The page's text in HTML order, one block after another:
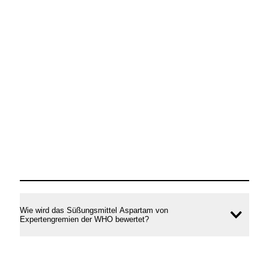
Wie wird das Süßungsmittel Aspartam von
Expertengremien der WHO bewertet?